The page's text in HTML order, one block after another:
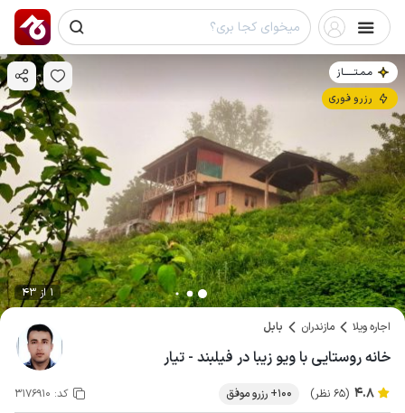
مـمـتــــــاز
رزرو فوری
1 از 43
اجاره ویلا مازندران بابل
خانه روستایی با ویو زیبا در فیلبند - تیار
4.8 (65 نظر) 100+ رزرو موفق کد: 3176910